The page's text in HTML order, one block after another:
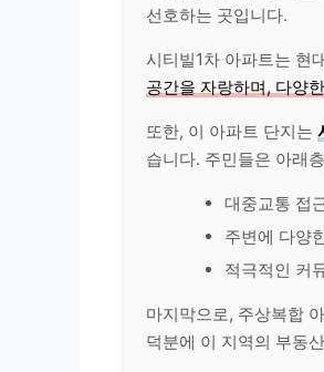
선호하는 곳입니다.
시티빌1차 아파트는 현
공간을 자랑하며, 다양
또한, 이 아파트 단지는
습니다. 주민들은 아래
대중교통 접
주변에 다양
적극적인 커
마지막으로, 주상복합
덕분에 이 지역의 부동